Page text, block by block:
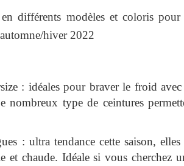
différents modèles et coloris
hiver 2022
: idéales pour braver le froid
nombreux type de ceintures
: ultra tendance cette saison,
et chaude. Idéale si vous cherchez